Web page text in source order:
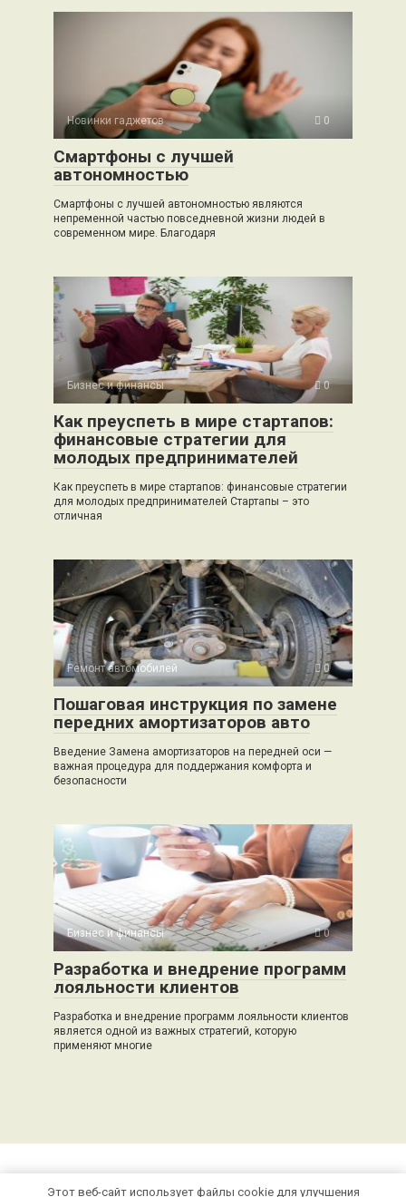
Новинки гаджетов 0
Смартфоны с лучшей
автономностью
Смартфоны с лучшей автономностью являются
непременной частью повседневной жизни людей в
современном мире. Благодаря
Бизнес и финансы 0
Как преуспеть в мире стартапов:
финансовые стратегии для
молодых предпринимателей
Как преуспеть в мире стартапов: финансовые стратегии
для молодых предпринимателей Стартапы – это
отличная
Ремонт автомобилей 0
Пошаговая инструкция по замене
передних амортизаторов авто
Введение Замена амортизаторов на передней оси —
важная процедура для поддержания комфорта и
безопасности
Бизнес и финансы 0
Разработка и внедрение программ
лояльности клиентов
Разработка и внедрение программ лояльности клиентов
является одной из важных стратегий, которую
применяют многие
Этот веб-сайт использует файлы cookie для улучшения